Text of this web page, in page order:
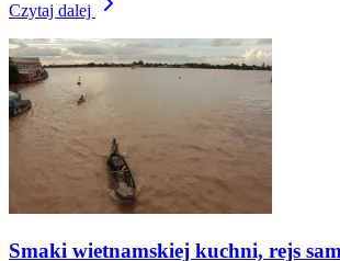
Czytaj dalej
Smaki wietnamskiej kuchni, rejs